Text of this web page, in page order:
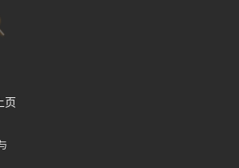
页